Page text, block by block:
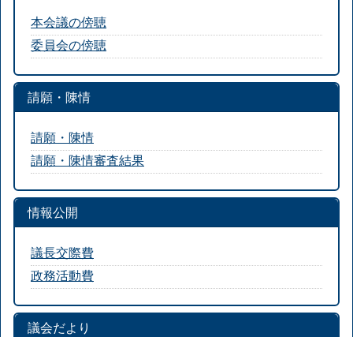
本会議の傍聴
委員会の傍聴
請願・陳情
請願・陳情
請願・陳情審査結果
情報公開
議長交際費
政務活動費
議会だより